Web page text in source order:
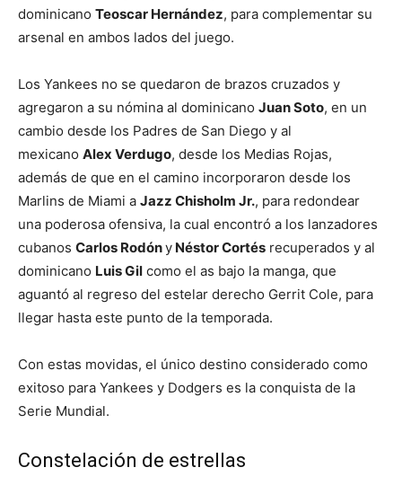
dominicano Teoscar Hernández, para complementar su
arsenal en ambos lados del juego.
Los Yankees no se quedaron de brazos cruzados y
agregaron a su nómina al dominicano Juan Soto, en un
cambio desde los Padres de San Diego y al
mexicano Alex Verdugo, desde los Medias Rojas,
además de que en el camino incorporaron desde los
Marlins de Miami a Jazz Chisholm Jr., para redondear
una poderosa ofensiva, la cual encontró a los lanzadores
cubanos Carlos Rodóny Néstor Cortés recuperados y al
dominicano Luis Gil como el as bajo la manga, que
aguantó al regreso del estelar derecho Gerrit Cole, para
llegar hasta este punto de la temporada.
Con estas movidas, el único destino considerado como
exitoso para Yankees y Dodgers es la conquista de la
Serie Mundial.
Constelación de estrellas